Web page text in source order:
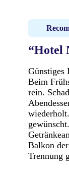
“Hotel
Günstiges
Beim
rein.
Balkon
Trennung